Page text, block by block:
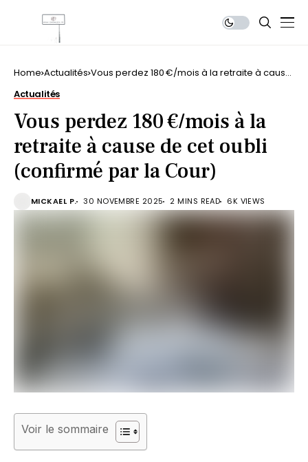
Home Actualités Vous perdez 180 €/mois à la retraite à cause
Actualités
Vous perdez 180 €/mois à la
retraite à cause de cet oubli
(confirmé par la Cour)
MICKAEL P. 30 NOVEMBRE 2025 2 MINS READ 6K VIEWS
Voir le sommaire